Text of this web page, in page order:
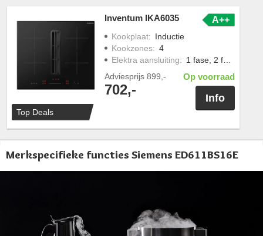
Top Deals
Inventum IKA6035 A++
Kookplaat: Inductie
Kookzones: 4
Elektra aansluiting: 1 fase, 2 fasen
Adviesprijs 899,-
702,-
Op voorraad
Info
Merkspecifieke functies Siemens ED611BS16E